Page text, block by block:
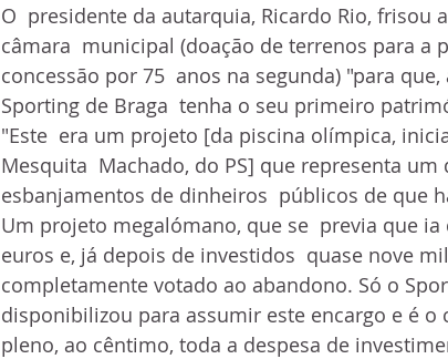
O  presidente da autarquia, Ricardo Rio, frisou
câmara  municipal (doação de terrenos para a
concessão por 75  anos na segunda) "para
Sporting de Braga  tenha o seu primeiro
"Este  era um projeto [da piscina olímpica,
Mesquita  Machado, do PS] que representa um
esbanjamentos de dinheiros  públicos de que
Um projeto megalómano, que se  previa que
euros e, já depois de investidos  quase nove
completamente votado ao abandono. Só o
disponibilizou para assumir este encargo e é o
pleno, ao cêntimo, toda a despesa de